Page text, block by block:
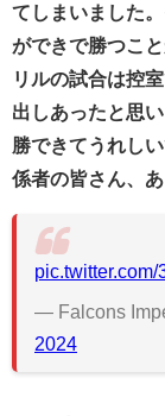
てしまいました
ができで勝つこ
リルの試合は控
出しあったと思
勝できてうれし
係者の皆さん、
pic.twitter.com/
— Falcons
2024